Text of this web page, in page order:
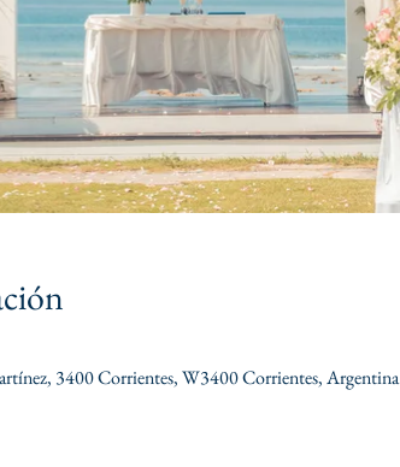
3400 Corrientes, W3400 Corrientes, Argentina